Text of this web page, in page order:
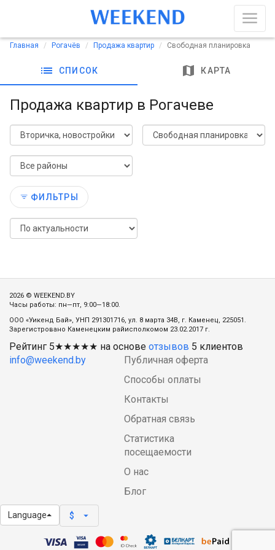
Главная Рогачёв Продажа квартир Свободная планировка
list СПИСОК map КАРТА
Продажа квартир в Рогачеве
ФИЛЬТРЫ
2026 © WEEKEND.BY
Часы работы: пн—пт, 9:00—18:00.
ООО «Уикенд Бай», УНП 291301716, ул. 8 марта 34В, г. Каменец, 225051.
Зарегистровано Каменецким райисполкомом 23.02.2017 г.
Рейтинг 5★★★★★ на основе отзывов 5 клиентов
info@weekend.by
Публичная оферта
Способы оплаты
Контакты
Обратная связь
Статистика
посещаемости
О нас
Блог
Language $ arrow_drop_down